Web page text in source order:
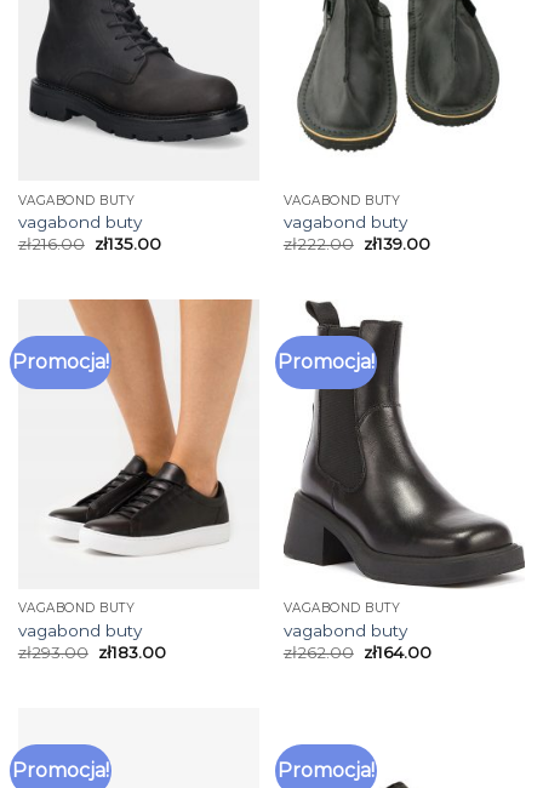
VAGABOND BUTY
vagabond buty
zł216.00 zł135.00
VAGABOND BUTY
vagabond buty
zł222.00 zł139.00
Promocja!
VAGABOND BUTY
vagabond buty
zł293.00 zł183.00
Promocja!
VAGABOND BUTY
vagabond buty
zł262.00 zł164.00
Promocja! Promocja!